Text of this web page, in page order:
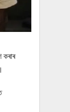
কৰাৰ